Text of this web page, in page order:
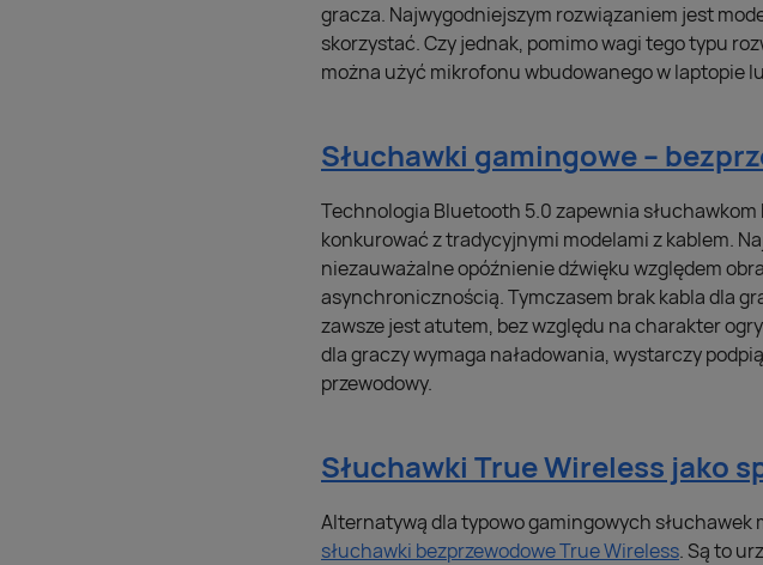
gracza. Najwygodniejszym rozwiązaniem jest
skorzystać. Czy jednak, pomimo wagi tego typu
można użyć mikrofonu wbudowanego w laptopie
Słuchawki gamingowe –
Technologia Bluetooth 5.0 zapewnia
konkurować z tradycyjnymi modelami z kablem.
niezauważalne opóźnienie dźwięku względem
asynchronicznością. Tymczasem brak kabla dla
zawsze jest atutem, bez względu na charakter
dla graczy wymaga naładowania, wystarczy
przewodowy.
Słuchawki True Wireless jako
Alternatywą dla typowo gamingowych słuchawek
słuchawki bezprzewodowe True Wireless. Są to